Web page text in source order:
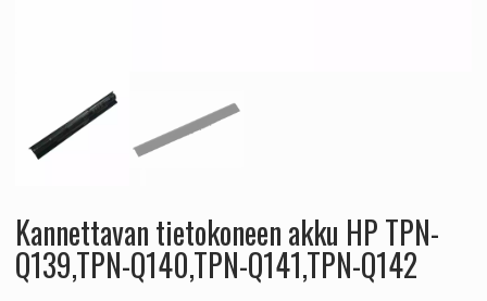
Kannettavan tietokoneen akku HP TPN-
Q139,TPN-Q140,TPN-Q141,TPN-Q142